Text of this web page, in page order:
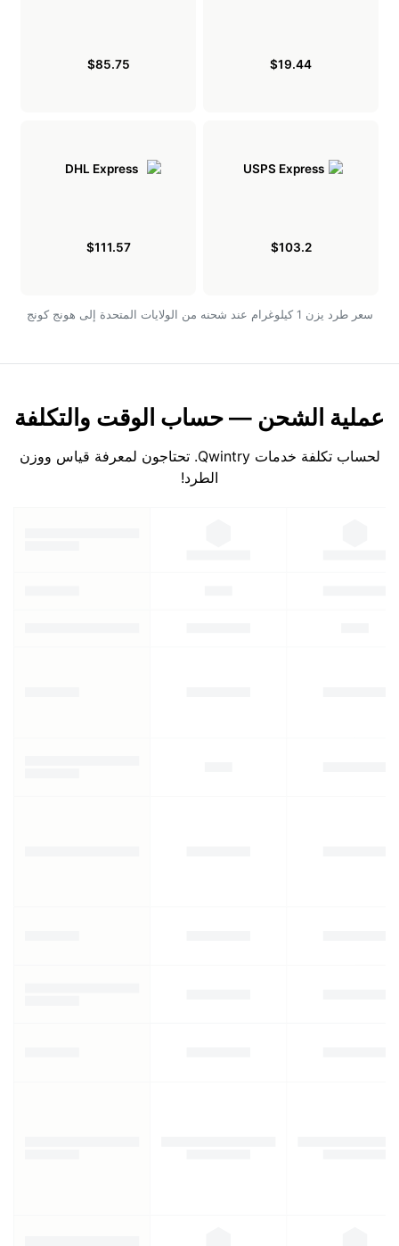
$19.44
$85.75
$103.2
$111.57
سعر طرد يزن 1 كيلوغرام عند شحنه من الولايات المتحدة إلى هونج كونج
عملية الشحن — حساب الوقت والتكلفة
لحساب تكلفة خدمات Qwintry. تحتاجون لمعرفة قياس ووزن
الطرد!